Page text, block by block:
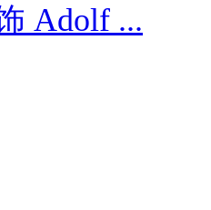
Adolf ...